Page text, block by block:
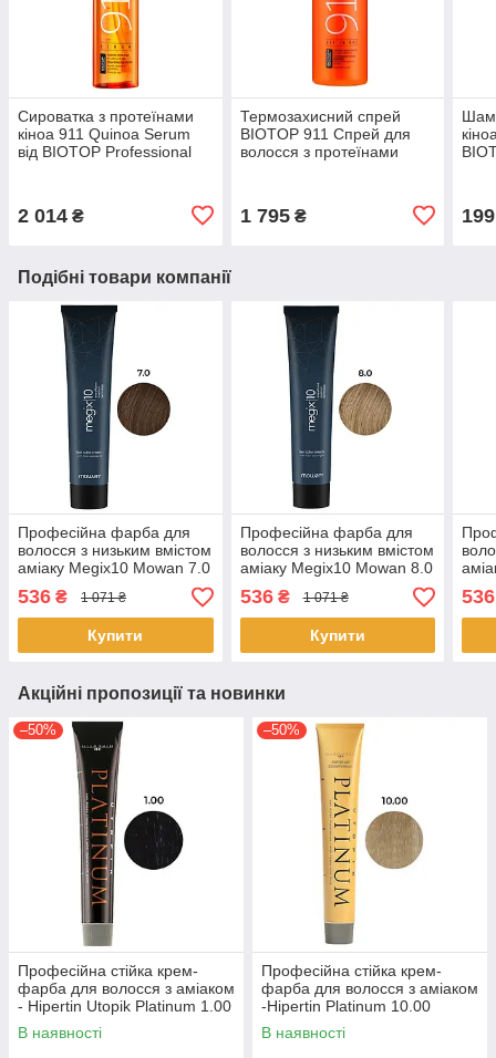
Сироватка з протеїнами
кіноа 911 Quinoa Serum
від BIOTOP Professional
2 014 ₴
Термозахисний спрей
BIOTOP 911 Спрей для
волосся з протеїнами
1 795₴ 199
Подібні товари компанії
Професійна фарба для
волосся з низьким вмістом
аміаку Megix10 Mowan 7.0
середній блонд 100 мл
536 ₴ 1 071 ₴
Купити
Професійна фарба для
волосся з низьким вмістом
аміаку Megix10 Mowan 8.0
світлий блонд 100 мл
536₴ 1 071 ₴
Купити
536
Акційні пропозиції та новинки
–50%
Професійна стійка крем-
фарба для волосся з аміаком
- Hipertin Utopik Platinum 1.00
- Black 60мл
В наявності
–50%
Професійна стійка крем-
фарба для волосся з аміаком
-Hipertin Platinum 10.00
супер-блонд платиновий
60мл
В наявності